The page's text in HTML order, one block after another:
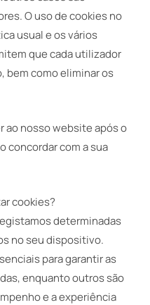
O uso de cookies no
usual e os vários
que cada utilizador
bem como eliminar os
ao nosso website após o
concordar com a sua
cookies?
determinadas
no seu dispositivo.
para garantir as
enquanto outros são
e a experiência